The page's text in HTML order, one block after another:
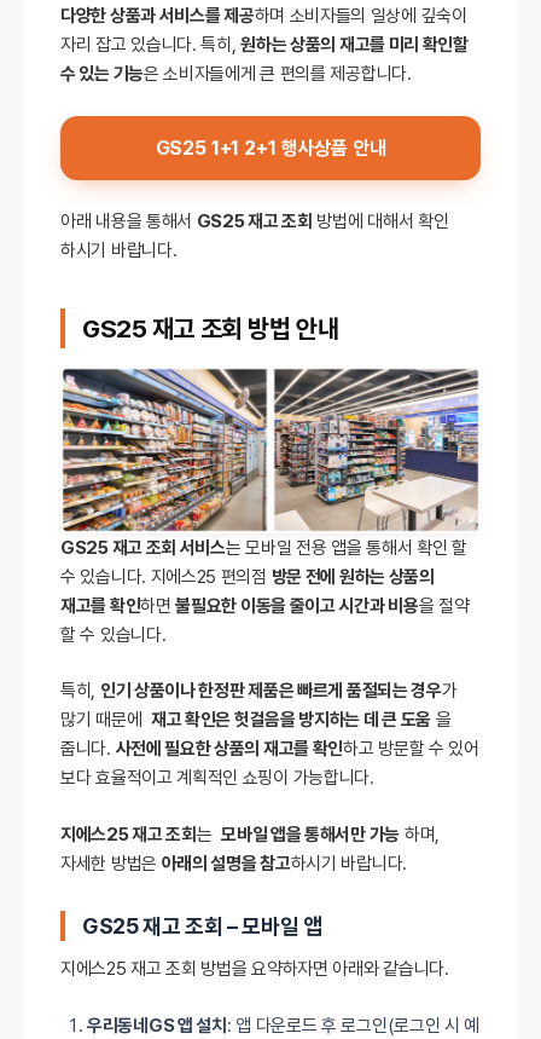
다양한 상품과 서비스를 제공하며 소비자들의 일상에 깊숙이
자리 잡고 있습니다. 특히,원하는 상품의 재고를 미리 확인할
수 있는 기능은 소비자들에게 큰 편의를 제공합니다.
GS25 1+1 2+1 행사상품 안내
아래 내용을 통해서 GS25 재고 조회 방법에 대해서 확인
하시기 바랍니다.
GS25 재고 조회 방법 안내
GS25 재고 조회 서비스는 모바일 전용 앱을 통해서 확인 할
수 있습니다. 지에스25 편의점 방문 전에 원하는 상품의
재고를 확인하면불필요한 이동을 줄이고 시간과 비용을 절약
할 수 있습니다.
특히, 인기 상품이나 한정판 제품은 빠르게 품절되는 경우가
많기 때문에
재고 확인은 헛걸음을 방지하는 데 큰 도움 을
줍니다. 사전에 필요한 상품의 재고를 확인하고 방문할 수 있어
보다 효율적이고 계획적인 쇼핑이 가능합니다.
지에스25 재고 조회는 모바일 앱을 통해서만 가능 하며,
자세한 방법은 아래의 설명을 참고하시기 바랍니다.
GS25 재고 조회 –모바일 앱
지에스25 재고 조회 방법을 요약하자면 아래와 같습니다.
우리동네GS 앱 설치 : 앱 다운로드 후 로그인(로그인 시 예